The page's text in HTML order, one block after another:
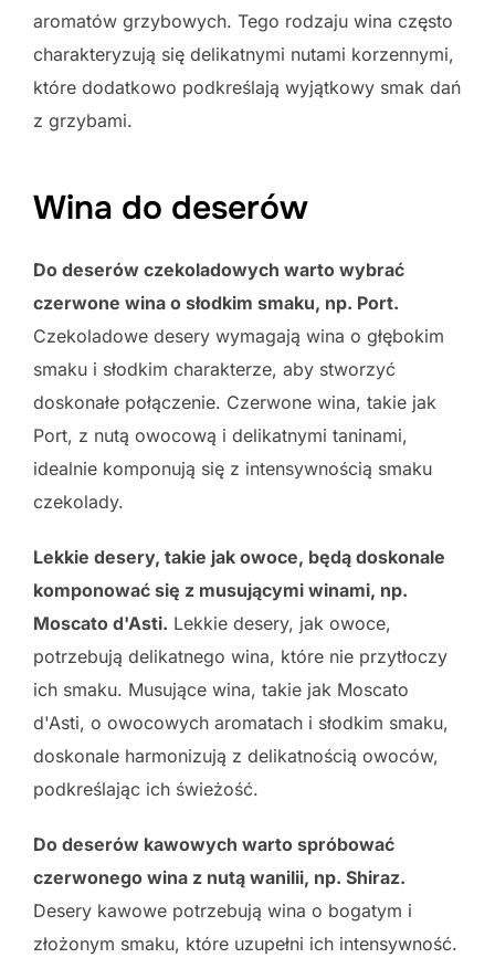
aromatów grzybowych. Tego rodzaju wina często
charakteryzują się delikatnymi nutami korzennymi,
które dodatkowo podkreślają wyjątkowy smak dań
z grzybami.
Wina do deserów
Do deserów czekoladowych warto wybrać
czerwone wina o słodkim smaku, np. Port.
Czekoladowe desery wymagają wina o głębokim
smaku i słodkim charakterze, aby stworzyć
doskonałe połączenie. Czerwone wina, takie jak
Port, z nutą owocową i delikatnymi taninami,
idealnie komponują się z intensywnością smaku
czekolady.
Lekkie desery, takie jak owoce, będą doskonale
komponować się z musującymi winami, np.
Moscato d'Asti. Lekkie desery, jak owoce,
potrzebują delikatnego wina, które nie przytłoczy
ich smaku. Musujące wina, takie jak Moscato
d'Asti, o owocowych aromatach i słodkim smaku,
doskonale harmonizują z delikatnością owoców,
podkreślając ich świeżość.
Do deserów kawowych warto spróbować
czerwonego wina z nutą wanilii, np. Shiraz.
Desery kawowe potrzebują wina o bogatym i
złożonym smaku, które uzupełni ich intensywność.